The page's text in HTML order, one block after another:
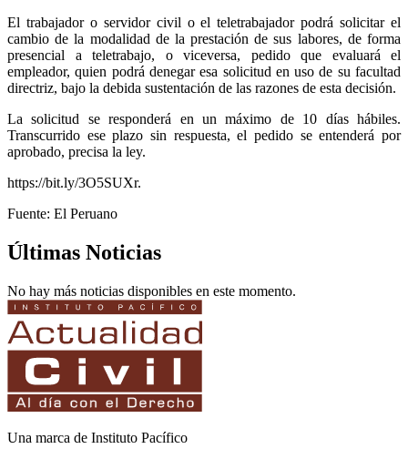
El trabajador o servidor civil o el teletrabajador podrá solicitar el
cambio de la modalidad de la prestación de sus labores, de forma
presencial a teletrabajo, o viceversa, pedido que evaluará el
empleador, quien podrá denegar esa solicitud en uso de su facultad
directriz, bajo la debida sustentación de las razones de esta decisión.
La solicitud se responderá en un máximo de 10 días hábiles.
Transcurrido ese plazo sin respuesta, el pedido se entenderá por
aprobado, precisa la ley.
https://bit.ly/3O5SUXr.
Fuente: El Peruano
Últimas Noticias
No hay más noticias disponibles en este momento.
Una marca de Instituto Pacífico